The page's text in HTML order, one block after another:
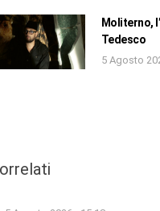
Moliterno,
Tedesco
5 Agosto